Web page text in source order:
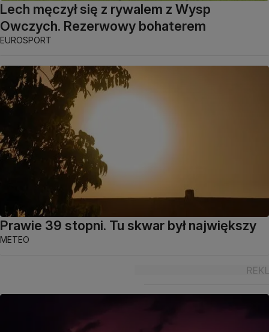
Lech męczył się z rywalem z Wysp
Owczych. Rezerwowy bohaterem
EUROSPORT
Prawie 39 stopni. Tu skwar był największy
METEO